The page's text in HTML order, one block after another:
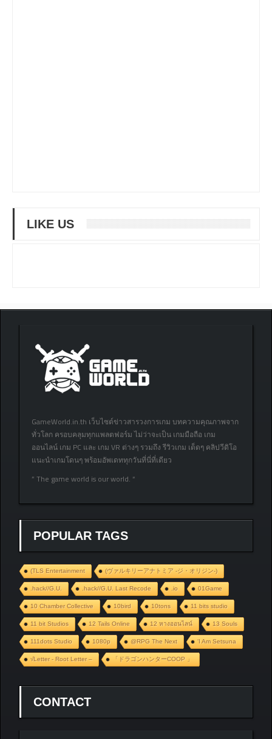
LIKE US
GameWorld.in.th เว็บไซต์ข่าวสารวงการเกม บทความคุณภาพจาก
ทั่วโลก ครอบคลุมทุกแพลตฟอร์ม ไม่ว่าจะเป็น เกมมือถือ เกม
ออนไลน์ เกม PC และ เกม VR ต่างๆ รวมถึง รีวิวเกม เด็ดๆ คลิปวีดิโอ
แนะนำเกมโดนๆ พร้อมอัพเดททุกวันที่นี่ที่เดียว
” The game world is our world. “
POPULAR TAGS
(TLS Entertainment (ヴァルキリーアナトミア ‐ジ・オリジン‐)
.hack//G.U. .hack//G.U. Last Recode .io 01Game
10 Chamber Collective 10bird 10tons 11 bits studio
11 bit Studios 12 Tails Online 12 หางออนไลน์ 13 Souls
111dots Studio 1080p @RPG The Next ‘I Am Setsuna
√Letter - Root Letter – 「ドラゴンハンターCOOP 」
CONTACT